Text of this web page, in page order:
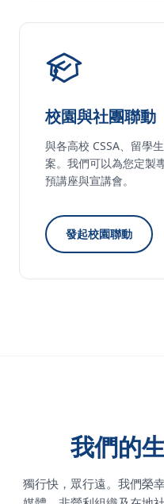
校園與社團聯動
與各高校 CSSA、留學
案。我們可以為您定製
預講座與宣講會。
發起校園聯動
我們的
獨行快，眾行遠。我們榮